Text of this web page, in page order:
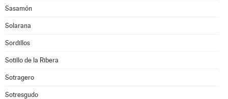
Sasamón
Solarana
Sordillos
Sotillo de la Ribera
Sotragero
Sotresgudo